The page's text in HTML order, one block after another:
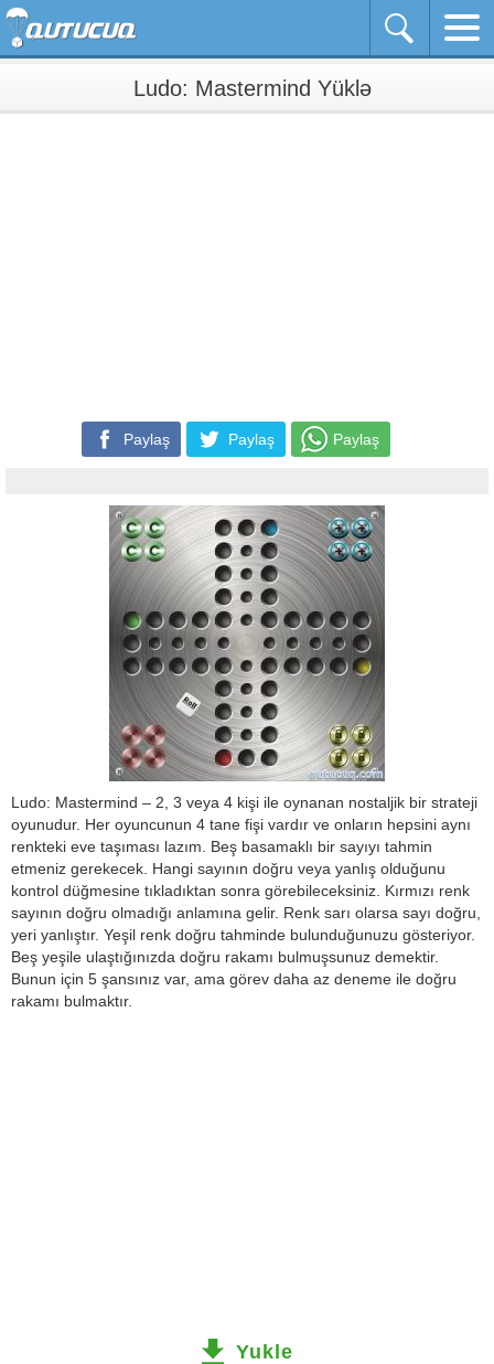
Ludo: Mastermind Yüklə
Paylaş Paylaş Paylaş
Ludo: Mastermind – 2, 3 veya 4 kişi ile oynanan nostaljik bir strateji
oyunudur. Her oyuncunun 4 tane fişi vardır ve onların hepsini aynı
renkteki eve taşıması lazım. Beş basamaklı bir sayıyı tahmin
etmeniz gerekecek. Hangi sayının doğru veya yanlış olduğunu
kontrol düğmesine tıkladıktan sonra görebileceksiniz. Kırmızı renk
sayının doğru olmadığı anlamına gelir. Renk sarı olarsa sayı doğru,
yeri yanlıştır. Yeşil renk doğru tahminde bulunduğunuzu gösteriyor.
Beş yeşile ulaştığınızda doğru rakamı bulmuşsunuz demektir.
Bunun için 5 şansınız var, ama görev daha az deneme ile doğru
rakamı bulmaktır.
Yukle